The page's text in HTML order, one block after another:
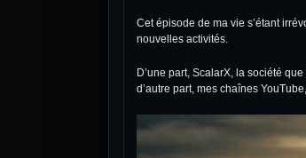
Cet épisode de ma vie s’étant
nouvelles activités.
D’une part, ScalarX, la société
d’autre part, mes chaînes